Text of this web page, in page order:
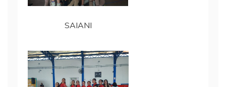
SAIANI